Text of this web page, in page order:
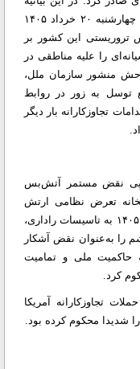
آمده بود: رژیم آمریکا در اولین دقایق بامداد چهارشنبه ۲۰ خرداد ۱۴۰۵
تروریستی این کشور بر
را علیه مناطقی در
منشور سازمان ملل،
منع توسل به زور در روابط
تجاوزکارانه بار دیگر
۱۶ خردادماه در پی نقض مستمر آتش‌بس
تعرض نظامی ارتش
آمریکا در ساعات اولیه بامداد شنبه ۱۶ خرداد ۱۴۰۵ به تاسیسات راداری،
را به‌عنوان نقض آشکار
علیه حاکمیت ملی و تمامیت
کرد.
حملات تجاوزکارانه آمریکا
شدیدا محکوم کرده بود.